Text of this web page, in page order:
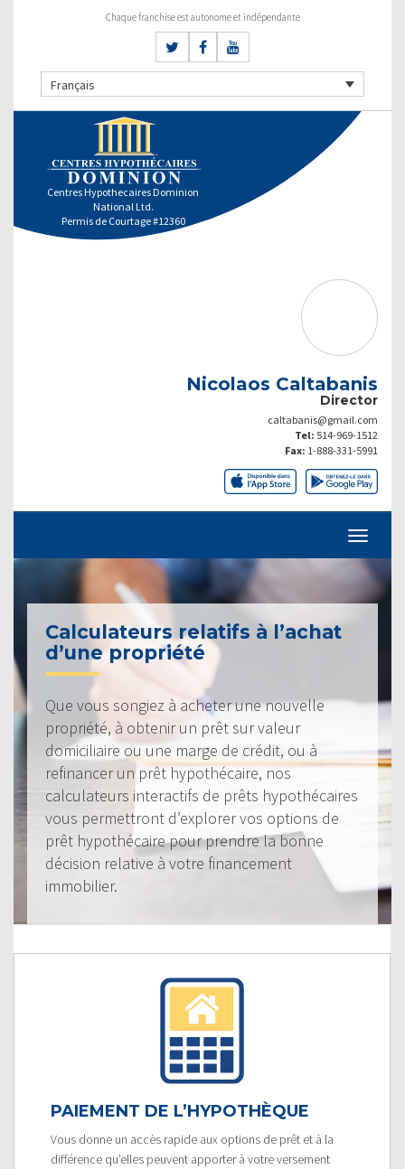
Chaque franchise est autonome et indépendante
Français
Centres Hypothecaires Dominion
National Ltd.
Permis de Courtage #12360
Nicolaos Caltabanis
Director
caltabanis@gmail.com
Tel: 514-969-1512
Fax: 1-888-331-5991
Calculateurs relatifs à l’achat
d’une propriété
Que vous songiez à acheter une nouvelle
propriété, à obtenir un prêt sur valeur
domiciliaire ou une marge de crédit, ou à
refinancer un prêt hypothécaire, nos
calculateurs interactifs de prêts hypothécaires
vous permettront d’explorer vos options de
prêt hypothécaire pour prendre la bonne
décision relative à votre financement
immobilier.
PAIEMENT DE L’HYPOTHÈQUE
Vous donne un accès rapide aux options de prêt et à la
différence qu’elles peuvent apporter à votre versement